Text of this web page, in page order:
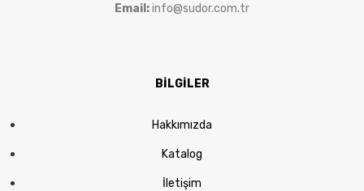
Email:info@sudor.com.tr
BİLGİLER
Hakkımızda
Katalog
İletişim